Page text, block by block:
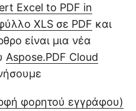
Excel to PDF in
XLS σε PDF και
είναι μια νέα
Aspose.PDF Cloud
φορητού εγγράφου)